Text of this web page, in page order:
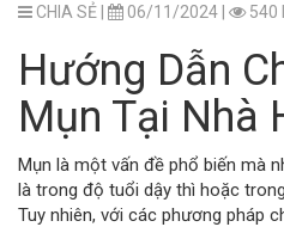
CHIA SẺ | 06/11/2024 | 540
Hướng Dẫn
Mụn Tại Nhà
Mụn là một vấn đề phổ biến mà
là trong độ tuổi dậy thì hoặc
Tuy nhiên, với các phương pháp